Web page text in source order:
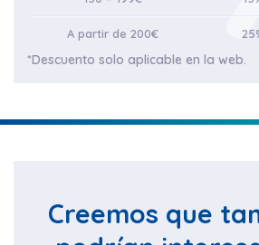
A partir de 200€
*Descuento solo aplicable en la web.
Creemos que